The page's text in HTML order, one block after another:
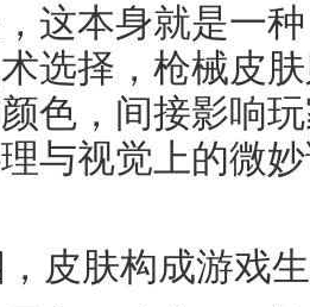
这本身就是一
选择，枪械皮
色，间接影响
与视觉上的微
皮肤构成游戏